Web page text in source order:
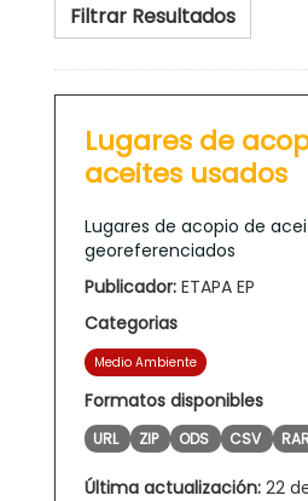
Filtrar Resultados
Lugares de
aceites usados
Lugares de acopio de
georeferenciados
Publicador: ETAPA EP
Categorias
Medio Ambiente
Formatos disponibles
URL ZIP ODS CSV
Última actualización: 22